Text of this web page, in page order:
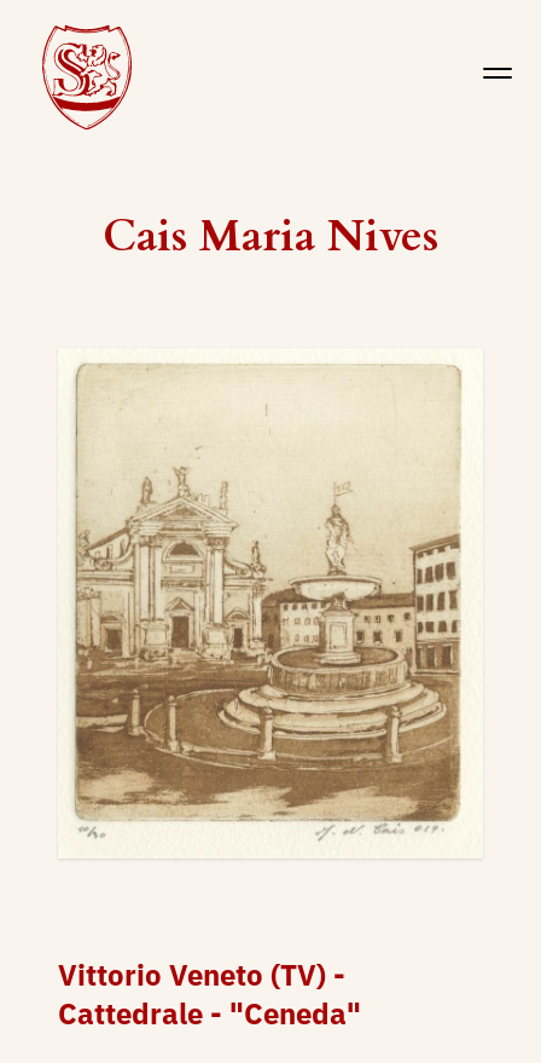
Cais Maria Nives
Vittorio Veneto (TV) -
Cattedrale - "Ceneda"